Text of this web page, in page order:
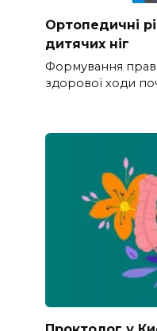
Ортопедичні
дитячих ніг
Формування
здорової ходи